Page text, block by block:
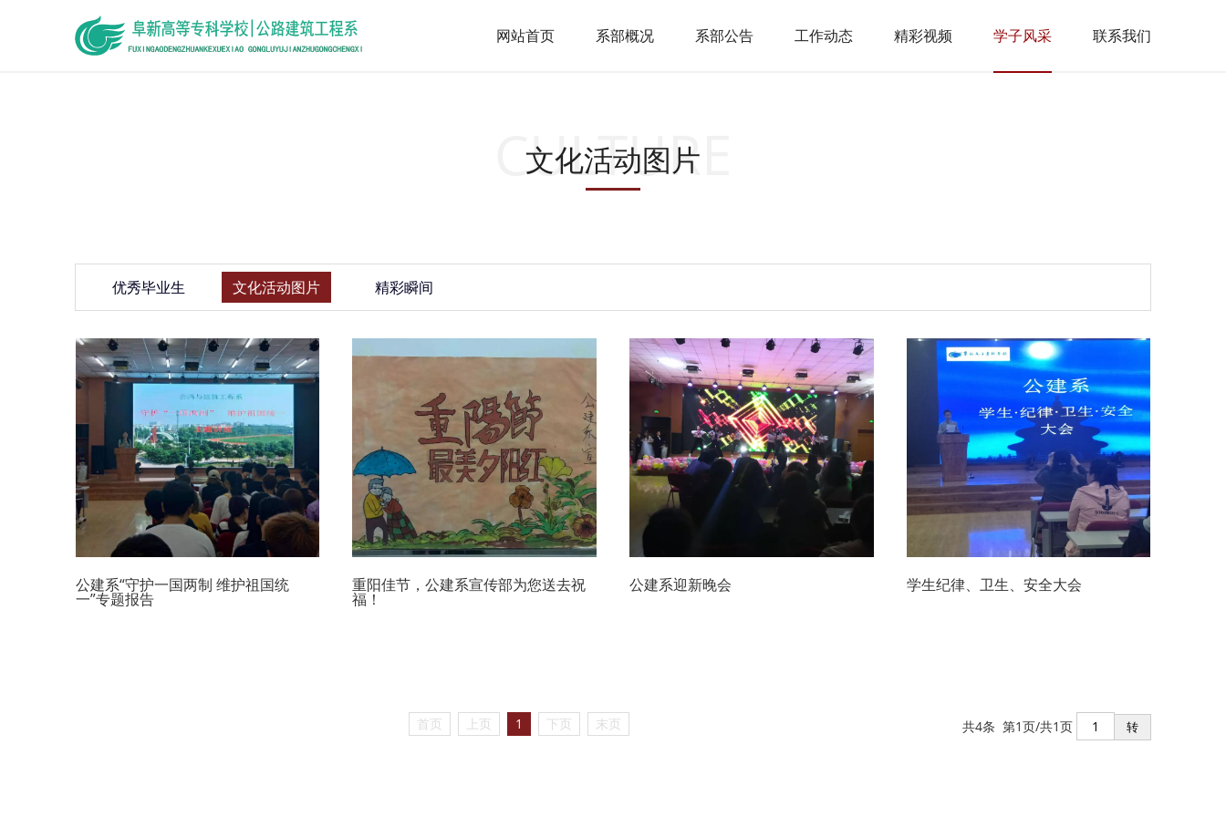
网站首页 系部概况 系部公告 工作动态 精彩视频 学子风采 联系我们
文化活动图片
CULTURE
优秀毕业生 文化活动图片 精彩瞬间
公建系“守护一国两制 维护祖国统
一”专题报告
重阳佳节，公建系宣传部为您送去祝
福！
公建系迎新晚会 学生纪律、卫生、安全大会
首页 上页 1 下页 末页 共4条 第1页/共1页 转